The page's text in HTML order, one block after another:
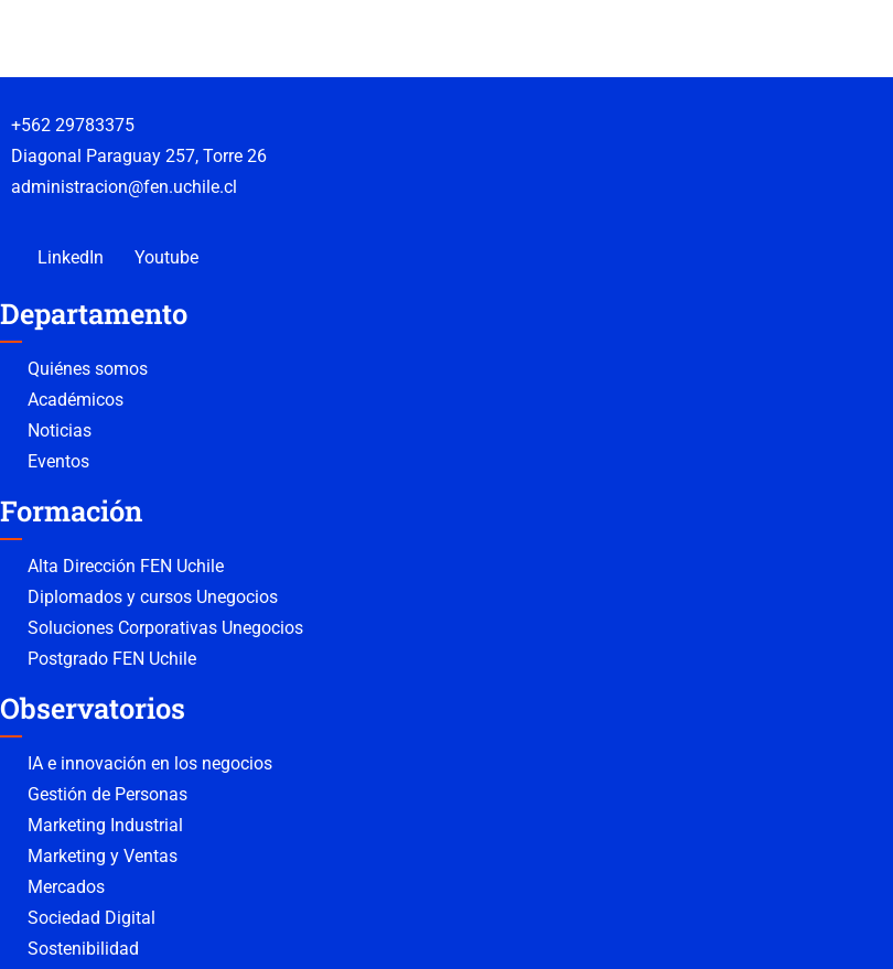
+562 29783375
Diagonal Paraguay 257, Torre 26
administracion@fen.uchile.cl
LinkedIn Youtube
Departamento
Quiénes somos
Académicos
Noticias
Eventos
Formación
Alta Dirección FEN Uchile
Diplomados y cursos Unegocios
Soluciones Corporativas Unegocios
Postgrado FEN Uchile
Observatorios
IA e innovación en los negocios
Gestión de Personas
Marketing Industrial
Marketing y Ventas
Mercados
Sociedad Digital
Sostenibilidad